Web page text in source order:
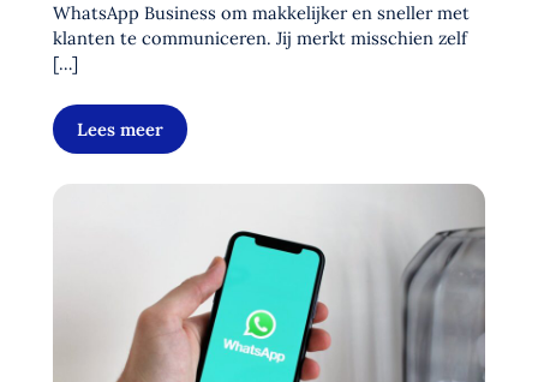
WhatsApp Business om makkelijker en sneller met
klanten te communiceren. Jij merkt misschien zelf
[…]
Lees meer